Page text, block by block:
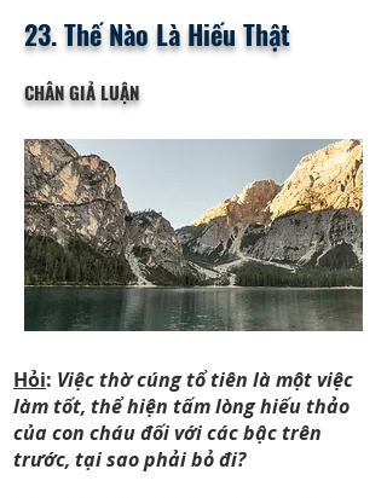
23. Thế Nào Là Hiếu Thật
CHÂN GIẢ LUẬN
Hỏi: Việc thờ cúng tổ tiên là một việc
làm tốt, thể hiện tấm lòng hiếu thảo
của con cháu đối với các bậc trên
trước, tại sao phải bỏ đi?